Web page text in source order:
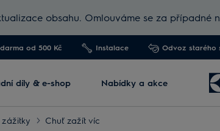
obsahu. Omlouváme se za případné
od 500 Kč Instalace Odvoz starého
díly & e-shop Nabídky a akce
Chuť zažít víc